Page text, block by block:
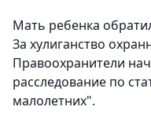
Мать ребенка
За хулиганство
Правоохранители
расследование по
малолетних".